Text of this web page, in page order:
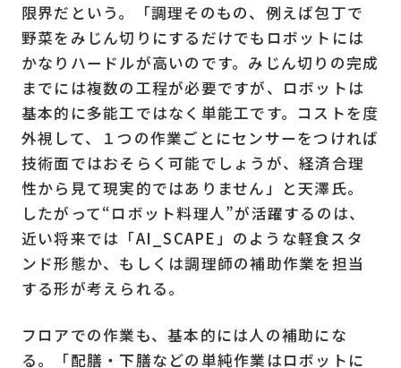
限界だという。「調理そのもの、例えば包丁で
野菜をみじん切りにするだけでもロボットには
かなりハードルが高いのです。みじん切りの完成
までには複数の工程が必要ですが、ロボットは
基本的に多能工ではなく単能工です。コストを度
外視して、１つの作業ごとにセンサーをつければ
技術面ではおそらく可能でしょうが、経済合理
性から見て現実的ではありません」と天澤氏。
したがって“ロボット料理人”が活躍するのは、
近い将来では「AI_SCAPE」のような軽食スタ
ンド形態か、もしくは調理師の補助作業を担当
する形が考えられる。
フロアでの作業も、基本的には人の補助にな
る。「配膳・下膳などの単純作業はロボットに